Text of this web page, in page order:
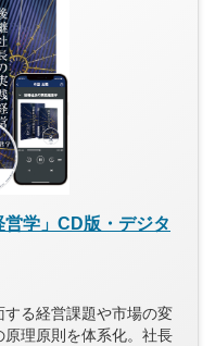
学」CD版・デジタ
る経営課題や市場の変
理原則を体系化。社長